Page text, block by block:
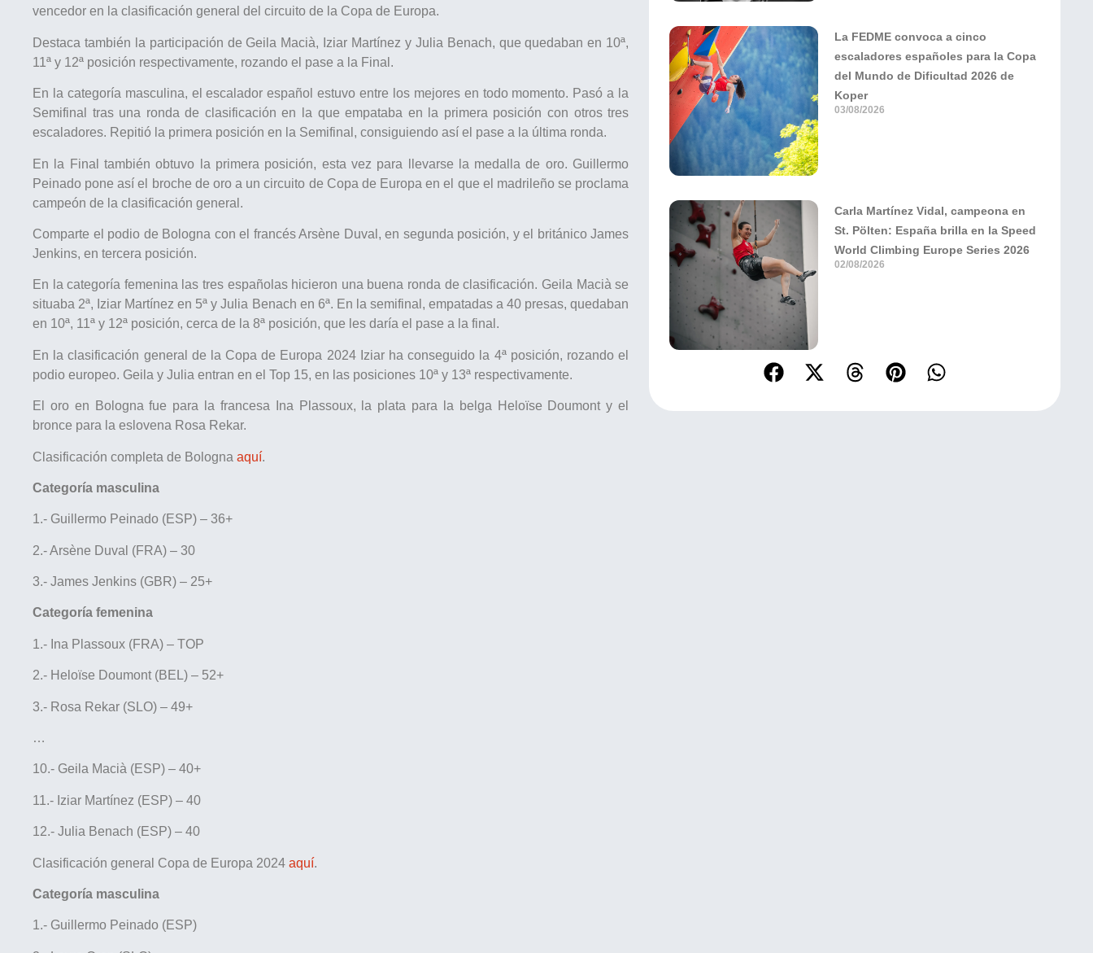
vencedor en la clasificación general del circuito de la Copa de Europa.
Destaca también la participación de Geila Macià, Iziar Martínez y Julia Benach, que quedaban en 10ª,
11ª y 12ª posición respectivamente, rozando el pase a la Final.
En la categoría masculina, el escalador español estuvo entre los mejores en todo momento. Pasó a la
Semifinal tras una ronda de clasificación en la que empataba en la primera posición con otros tres
escaladores. Repitió la primera posición en la Semifinal, consiguiendo así el pase a la última ronda.
En la Final también obtuvo la primera posición, esta vez para llevarse la medalla de oro. Guillermo
Peinado pone así el broche de oro a un circuito de Copa de Europa en el que el madrileño se proclama
campeón de la clasificación general.
Comparte el podio de Bologna con el francés Arsène Duval, en segunda posición, y el británico James
Jenkins, en tercera posición.
En la categoría femenina las tres españolas hicieron una buena ronda de clasificación. Geila Macià se
situaba 2ª, Iziar Martínez en 5ª y Julia Benach en 6ª. En la semifinal, empatadas a 40 presas, quedaban
en 10ª, 11ª y 12ª posición, cerca de la 8ª posición, que les daría el pase a la final.
En la clasificación general de la Copa de Europa 2024 Iziar ha conseguido la 4ª posición, rozando el
podio europeo. Geila y Julia entran en el Top 15, en las posiciones 10ª y 13ª respectivamente.
El oro en Bologna fue para la francesa Ina Plassoux, la plata para la belga Heloïse Doumont y el
bronce para la eslovena Rosa Rekar.
Clasificación completa de Bologna aquí.
Categoría masculina
1.- Guillermo Peinado (ESP) – 36+
2.- Arsène Duval (FRA) – 30
3.- James Jenkins (GBR) – 25+
Categoría femenina
1.- Ina Plassoux (FRA) – TOP
2.- Heloïse Doumont (BEL) – 52+
3.- Rosa Rekar (SLO) – 49+
…
10.- Geila Macià (ESP) – 40+
11.- Iziar Martínez (ESP) – 40
12.- Julia Benach (ESP) – 40
Clasificación general Copa de Europa 2024 aquí.
Categoría masculina
1.- Guillermo Peinado (ESP)
La FEDME convoca a cinco
escaladores españoles para la Copa
del Mundo de Dificultad 2026 de
Koper
03/08/2026
Carla Martínez Vidal, campeona en
St. Pölten: España brilla en la Speed
World Climbing Europe Series 2026
02/08/2026